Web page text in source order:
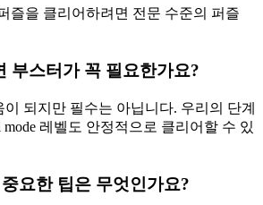
즐을 클리어하려면 전문 수준의 퍼즐
부스터가 꼭 필요한가요?
되지만 필수는 아닙니다. 우리의 단계
레벨도 안정적으로 클리어할 수 있
요한 팁은 무엇인가요?